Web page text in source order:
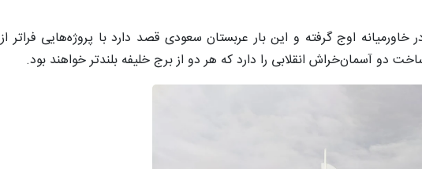
اوج گرفته و این بار عربستان سعودی قصد دارد با پروژه‌هایی فراتر از